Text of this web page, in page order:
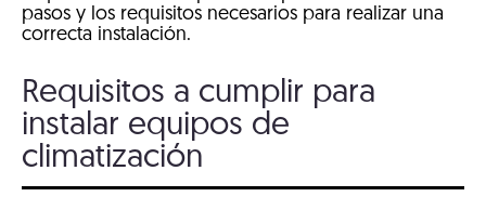
pasos y los requisitos necesarios para realizar una
correcta instalación.
Requisitos a cumplir para
instalar equipos de
climatización